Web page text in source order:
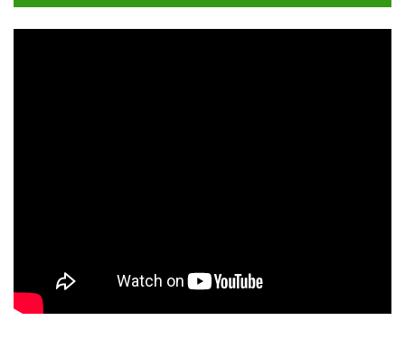
バニラシロップでミロフラペチーノもどきが家でも簡単に
作れた件…普通に美味しいのでミキサーがある人は是非